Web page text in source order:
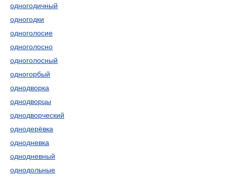
одногодичный
одногодки
одноголосие
одноголосно
одноголосный
одногорбый
однодворка
однодворцы
однодворческий
однодерёвка
однодневка
однодневный
однодольные